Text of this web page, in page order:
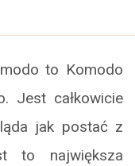
to Komodo
Jest całkowicie
jak postać z
to największa